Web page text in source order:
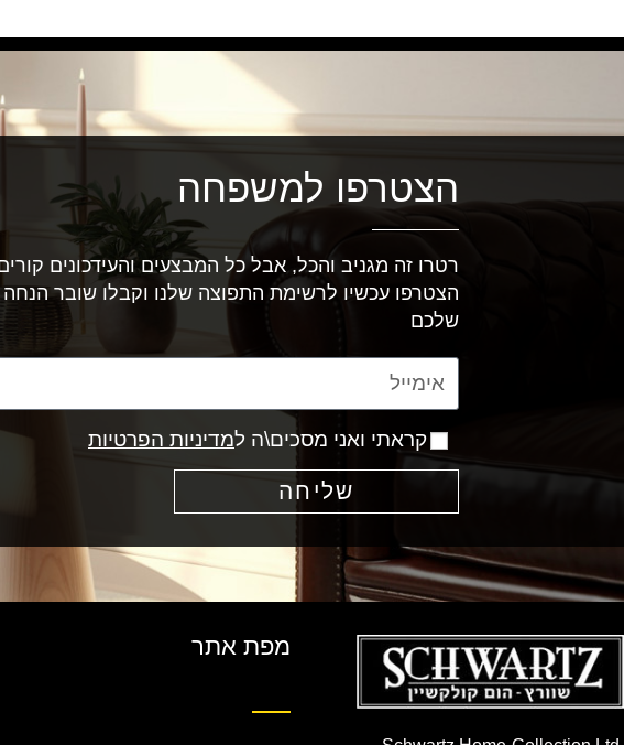
הצטרפו למשפחה
רטרו זה מגניב והכל, אבל כל המבצעים והעידכונים
הצטרפו עכשיו לרשימת התפוצה שלנו וקבלו שובר
שלכם
קראתי ואני מסכים\ה למדיניות הפרטיות
שליחה
מפת אתר